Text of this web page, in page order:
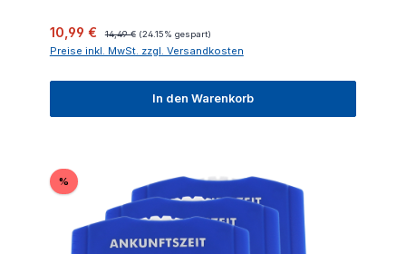
Verkaufspreis:
10,99 € 14,49 € (24.15% gespart)
Preise inkl. MwSt. zzgl. Versandkosten
In den Warenkorb
%Rabatt